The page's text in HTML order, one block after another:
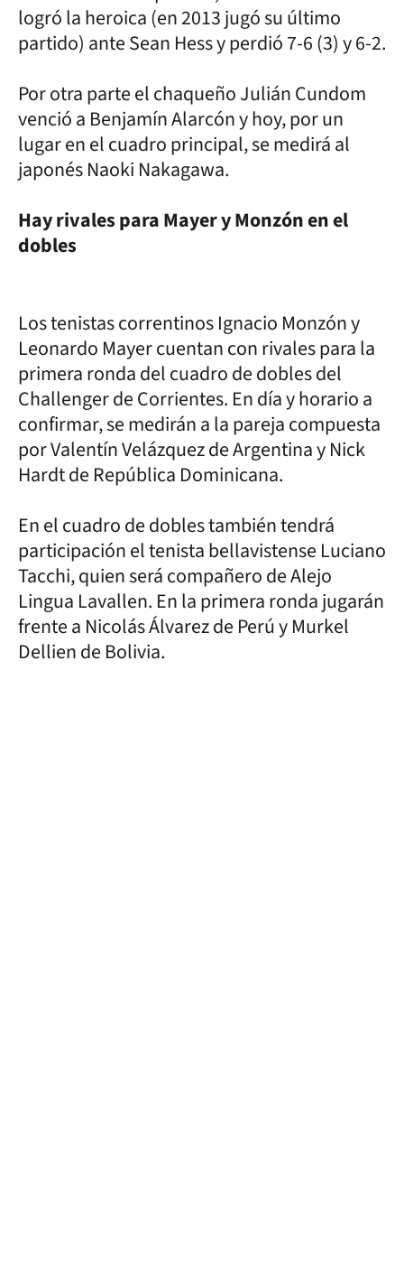
logró la heroica (en 2013 jugó su último
partido) ante Sean Hess y perdió 7-6 (3) y 6-2.
Por otra parte el chaqueño Julián Cundom
venció a Benjamín Alarcón y hoy, por un
lugar en el cuadro principal, se medirá al
japonés Naoki Nakagawa.
Hay rivales para Mayer y Monzón en el
dobles
Los tenistas correntinos Ignacio Monzón y
Leonardo Mayer cuentan con rivales para la
primera ronda del cuadro de dobles del
Challenger de Corrientes. En día y horario a
confirmar, se medirán a la pareja compuesta
por Valentín Velázquez de Argentina y Nick
Hardt de República Dominicana.
En el cuadro de dobles también tendrá
participación el tenista bellavistense Luciano
Tacchi, quien será compañero de Alejo
Lingua Lavallen. En la primera ronda jugarán
frente a Nicolás Álvarez de Perú y Murkel
Dellien de Bolivia.